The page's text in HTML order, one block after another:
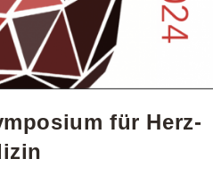
für Herz-